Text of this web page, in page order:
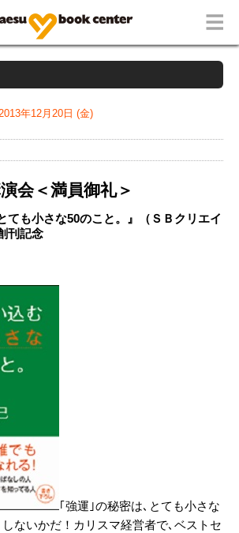
年12月20日 (金)
会＜満員御礼＞
ても小さな50のこと。』（ＳＢクリエイ
刊記念
｢強運｣の秘密は､とても小さな
ないかだ！カリスマ経営者で､ベストセ